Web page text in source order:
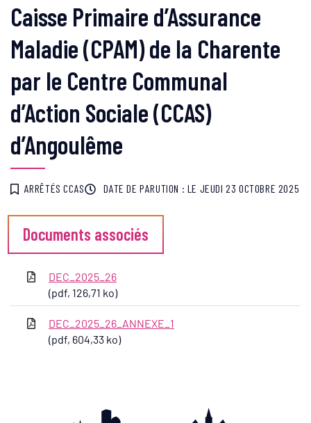
Caisse Primaire d’Assurance
Maladie (CPAM) de la Charente
par le Centre Communal
d’Action Sociale (CCAS)
d’Angoulême
ARRÊTÉS CCAS DATE DE PARUTION : LE JEUDI 23 OCTOBRE 2025
Documents associés
DEC_2025_26
(pdf, 126,71 ko)
DEC_2025_26_ANNEXE_1
(pdf, 604,33 ko)